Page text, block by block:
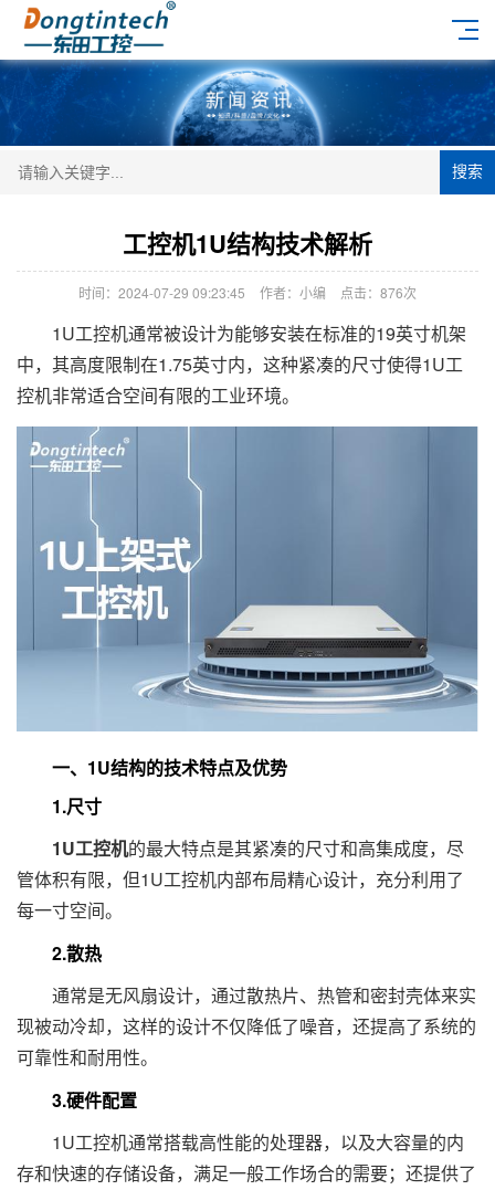
搜索
工控机1U结构技术解析
时间：2024-07-29 09:23:45 作者：小编 点击： 876次
1U工控机通常被设计为能够安装在标准的19英寸机架
中，其高度限制在1.75英寸内，这种紧凑的尺寸使得1U工
控机非常适合空间有限的工业环境。
一、1U结构的技术特点及优势
1.尺寸
1U工控机的最大特点是其紧凑的尺寸和高集成度，尽
管体积有限，但1U工控机内部布局精心设计，充分利用了
每一寸空间。
2.散热
通常是无风扇设计，通过散热片、热管和密封壳体来实
现被动冷却，这样的设计不仅降低了噪音，还提高了系统的
可靠性和耐用性。
3.硬件配置
1U工控机通常搭载高性能的处理器，以及大容量的内
存和快速的存储设备，满足一般工作场合的需要；还提供了